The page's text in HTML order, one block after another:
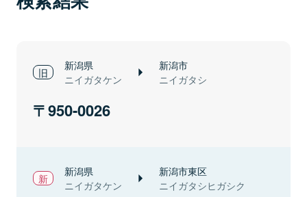
新潟県
ニイガタケン
新潟市
ニイガタシ
950-0026
新潟県
ニイガタケン
新潟市東区
ニイガタシヒガシク